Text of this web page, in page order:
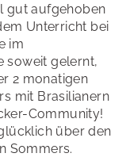
gut aufgehoben
Unterricht bei
im
soweit gelernt,
2 monatigen
mit Brasilianern
Community!
über den
Sommers.